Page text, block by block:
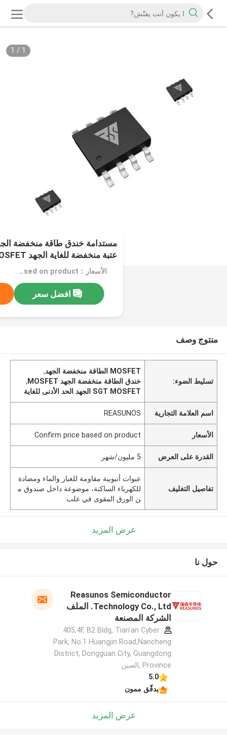
1
/
1
عتبة منخفضة للغاية الجهد MOSFET
الأسعار：Confirm price based on product
افضل سعر
منتوج وصف
تسليط الضوء:
MOSFET الطاقة منخفضة الجهد
,
خندق الطاقة منخفضة الجهد MOSFET
,
SGT MOSFET الجهد الحد الأدنى للغاية
اسم العلامة التجارية REASUNOS
الأسعار Confirm price based on product
القدرة على العرض 5 مليون/شهر
تفاصيل التغليف
عبوات أنبوبية مقاومة للغبار والماء ومضادة
للكهرباء الساكنة، موضوعة داخل صندوق م
ن الورق المقوى في علب
عرض المزيد
حول نا
Reasunos Semiconductor
Technology Co., Ltd. الملف
الشركة المصنعة
405,4F, B2 Bldg, Tian'an Cyber
Park, No.1 Huangjin Road,Nancheng
District, Dongguan City, Guangdong
Province ,الصين
5.0
يدقّق ممون
عرض المزيد